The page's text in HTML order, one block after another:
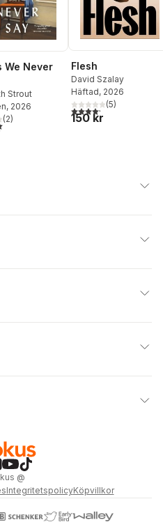
We Never
Strout
, 2026
stjärnor. Totalt antal röster:
(2)
Flesh
David Szalay
Häftad, 2026
4,2utav 5 stjärnor.
(5)
150 kr
@
IntegritetspolicyKöpvillkor